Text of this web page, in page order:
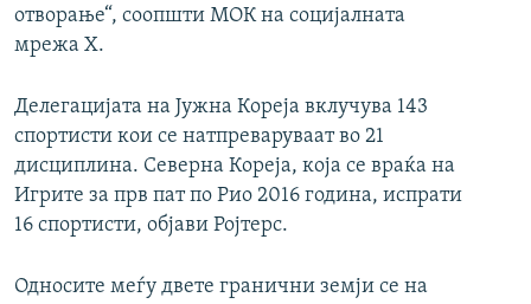
отворање“, соопшти МОК на социјалната
мрежа Х.
Делегацијата на Јужна Кореја вклучува 143
спортисти кои се натпреваруваат во 21
дисциплина. Северна Кореја, која се враќа на
Игрите за прв пат по Рио 2016 година, испрати
16 спортисти, објави Ројтерс.
Односите меѓу двете гранични земји се на